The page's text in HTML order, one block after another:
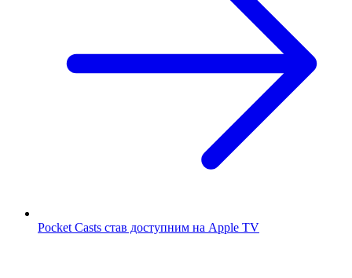
Pocket Casts став доступним на Apple TV